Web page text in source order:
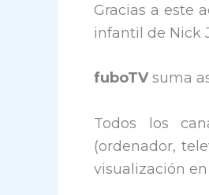
Gracias a este
infantil de Nick
fuboTVsuma
Todos los
(ordenador,
visualización